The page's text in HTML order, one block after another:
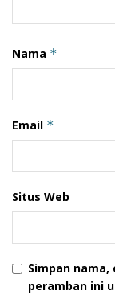
Nama *
Email *
Situs Web
Simpan
peramban ini